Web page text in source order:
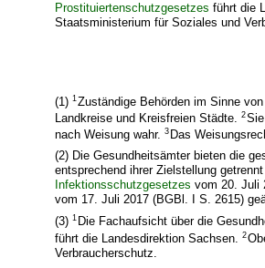
Prostituiertenschutzgesetzes führt die
Staatsministerium für Soziales und
(1)1 Zuständige Behörden im Sinne
Landkreise und Kreisfreien Städte.2
nach Weisung wahr.3 Das
(2) Die Gesundheitsämter bieten die
entsprechend ihrer Zielstellung
Infektionsschutzgesetzes vom 20. Juli
vom 17. Juli 2017 (BGBl. I S. 2615)
(3)1 Die Fachaufsicht über die
führt die Landesdirektion Sachsen.2
Verbraucherschutz.